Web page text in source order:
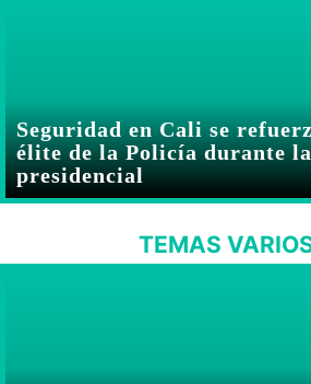
Seguridad en Cali se
élite de la Policía durante
presidencial
TEMAS